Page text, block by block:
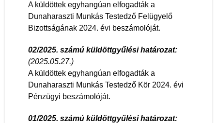
A küldöttek egyhangúan elfogadták a
Dunaharaszti Munkás Testedző Felügyelő
Bizottságának 2024. évi beszámolóját.
02/2025. számú küldöttgyűlési határozat:
(2025.05.27.)
A küldöttek egyhangúan elfogadták a
Dunaharaszti Munkás Testedző Kör 2024. évi
Pénzügyi beszámolóját.
01/2025. számú küldöttgyűlési határozat:
Kérjük, hogy a +36 (30) 364 4229-es
irodai telefonszámotcsak az
információkért hívja!
köszönjük.
Bezár